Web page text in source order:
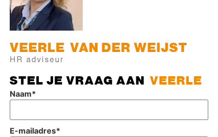
VEERLE VAN DER WEIJST
HR adviseur
STEL JE VRAAG AAN VEERLE
Naam*
E-mailadres*